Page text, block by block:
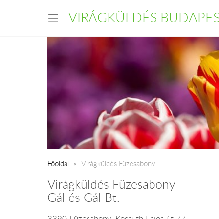
VIRÁGKÜLDÉS
Főoldal Virágküldés Füzesabony
Virágküldés Füzesabony
Gál és Gál Bt.